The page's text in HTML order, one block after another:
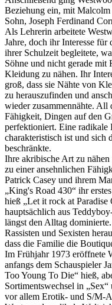
Beziehung ein, mit
Sohn, Joseph Ferdinand
Als Lehrerin arbeitete
Jahre, doch ihr Interesse für
ihrer Schulzeit begleitete,
Söhne und nicht gerade mit
Kleidung zu nähen. Ihr
groß, dass sie Nähte von
zu herauszufinden und
wieder zusammennähte. All
Fähigkeit, Dingen auf den
perfektioniert. Eine radikale
charakteristisch ist und sich
beschränkte.
Ihre akribische Art zu
zu einer ansehnlichen
Patrick Casey und ihrem
„King's Road 430“ ihr
hieß „Let it rock at
hauptsächlich aus
längst den Alltag
Rassisten und Sexisten
dass die Familie die
Im Frühjahr 1973 eröffnete
anfangs dem Schauspieler
Too Young To Die“ hieß,
Sortimentswechsel in
vor allem Erotik- und S/M-